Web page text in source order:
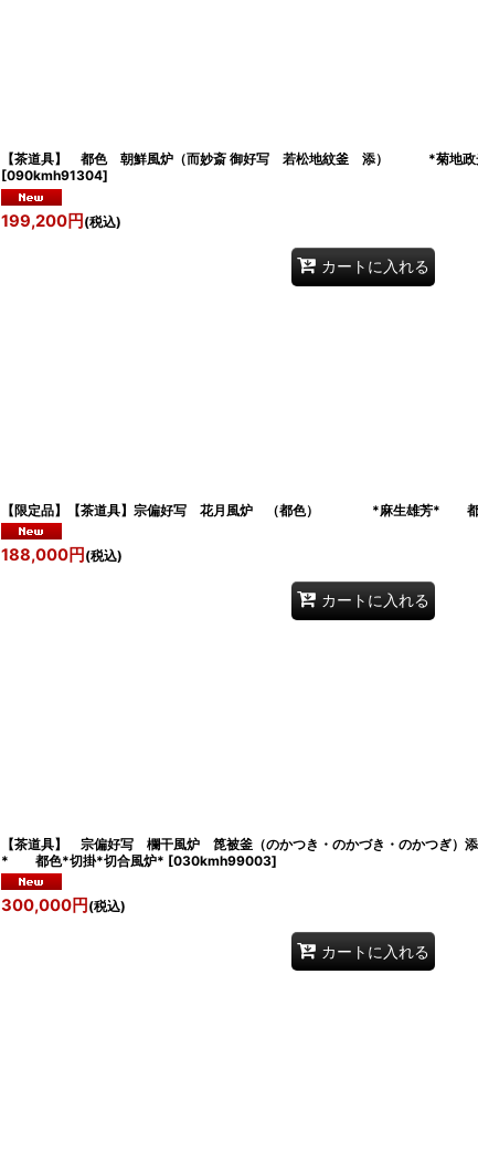
【茶道具】 都色 朝鮮風炉（而妙斎 御好写 若松地紋釜 添） *菊地
[090kmh91304]
199,200円 (税込)
カートに入れる
【限定品】【茶道具】宗偏好写 花月風炉 （都色） *麻生雄芳*
188,000円 (税込)
カートに入れる
【茶道具】 宗偏好写 欄干風炉 箆被釜（のかつき・のかづき・のかつ
* 都色*切掛*切合風炉* [030kmh99003]
300,000円 (税込)
カートに入れる